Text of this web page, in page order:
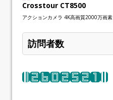
Crosstour CT8500
アクションカメラ 4K高画質2000万画素
訪問者数